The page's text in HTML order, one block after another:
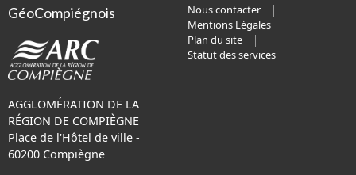
GéoCompiégnois
AGGLOMÉRATION DE LA
RÉGION DE COMPIÈGNE
Place de l'Hôtel de ville -
60200 Compiègne
Nous contacter
Mentions Légales
Plan du site
Statut des services